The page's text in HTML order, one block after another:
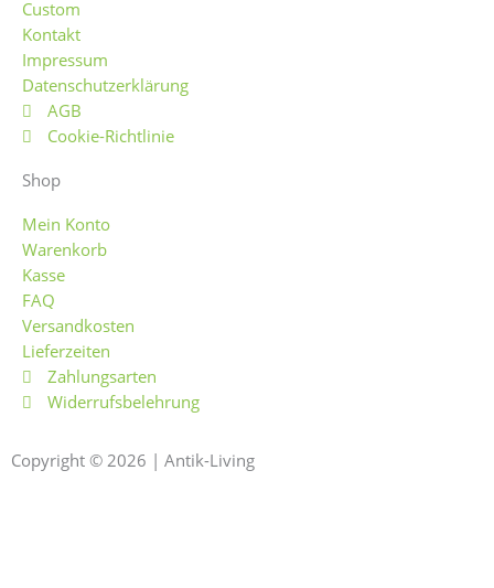
o
o
k
-
f
g
r
m
Custom
Kontakt
Impressum
Datenschutzerklärung
AGB
Cookie-Richtlinie
Shop
Mein Konto
Warenkorb
Kasse
FAQ
Versandkosten
Lieferzeiten
Zahlungsarten
Widerrufsbelehrung
Copyright © 2026 | Antik-Living